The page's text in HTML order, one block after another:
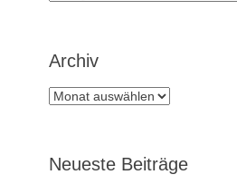
Archiv
Archiv
Neueste Beiträge